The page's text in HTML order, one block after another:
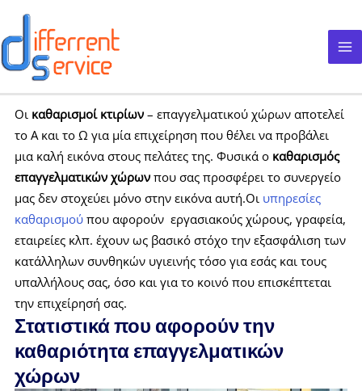
Μετάβαση
περιεχόμενο
Οι καθαρισμοί κτιρίων– επαγγελματικού χώρων αποτελεί
το Α και το Ω για μία επιχείρηση που θέλει να προβάλει
μια καλή εικόνα στους πελάτες της. Φυσικά ο καθαρισμός
επαγγελματικών χώρωνπου σας προσφέρει το συνεργείο
μας δεν στοχεύει μόνο στην εικόνα αυτή.Οι υπηρεσίες
καθαρισμούπου αφορούν εργασιακούς χώρους, γραφεία,
εταιρείες κλπ. έχουν ως βασικό στόχο την εξασφάλιση των
κατάλληλων συνθηκών υγιεινής τόσο για εσάς και τους
υπαλλήλους σας, όσο και για το κοινό που επισκέπτεται
την επιχείρησή σας.
Στατιστικά που αφορούν την
καθαριότητα επαγγελματικών
χώρων